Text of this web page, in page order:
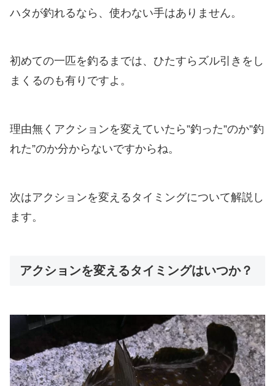
ハタが釣れるなら、使わない手はありません。
初めての一匹を釣るまでは、ひたすらズル引きをし
まくるのも有りですよ。
理由無くアクションを変えていたら”釣った”のか”釣
れた”のか分からないですからね。
次はアクションを変えるタイミングについて解説し
ます。
アクションを変えるタイミングはいつか？